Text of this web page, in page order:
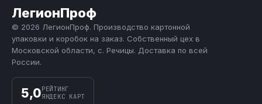
ЛегионПроф
© 2026 ЛегионПроф. Производство картонной
упаковки и коробок на заказ. Собственный цех в
Московской области, с. Речицы. Доставка по всей
России.
5,0РЕЙТИНГ
ЯНДЕКС КАРТ